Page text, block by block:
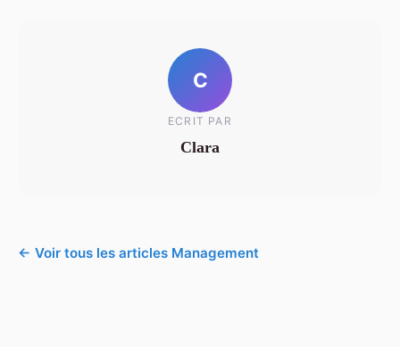
C
ECRIT PAR
Clara
← Voir tous les articles Management